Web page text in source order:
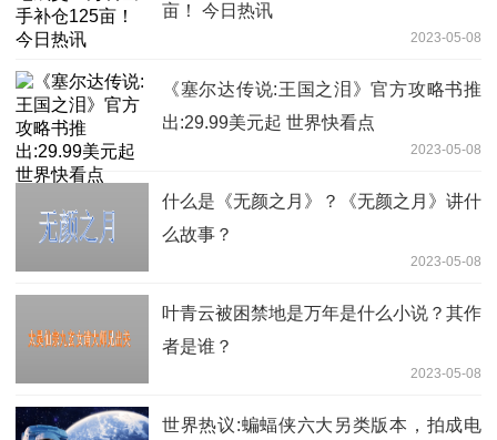
亩！ 今日热讯
2023-05-08
《塞尔达传说:王国之泪》官方攻略书推
出:29.99美元起 世界快看点
2023-05-08
什么是《无颜之月》？《无颜之月》讲什
么故事？
2023-05-08
叶青云被困禁地是万年是什么小说？其作
者是谁？
2023-05-08
世界热议:蝙蝠侠六大另类版本，拍成电